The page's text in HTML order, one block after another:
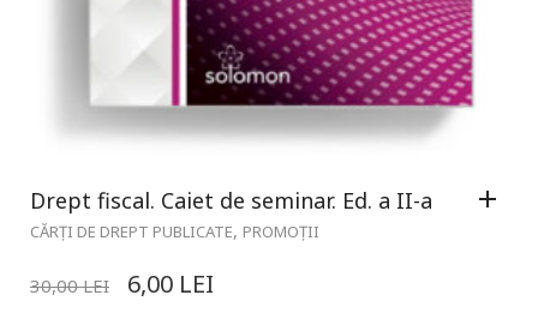
Drept fiscal. Caiet de seminar. Ed. a II-a
CĂRȚI DE DREPT PUBLICATE, PROMOȚII
30,00LEI 6,00 LEI